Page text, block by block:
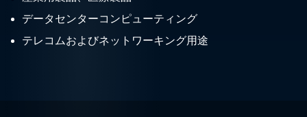
データセンターコンピューティング
テレコムおよびネットワーキング用途